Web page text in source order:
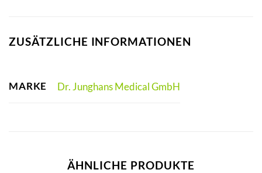
ZUSÄTZLICHE INFORMATIONEN
MARKE Dr. Junghans Medical GmbH
ÄHNLICHE PRODUKTE